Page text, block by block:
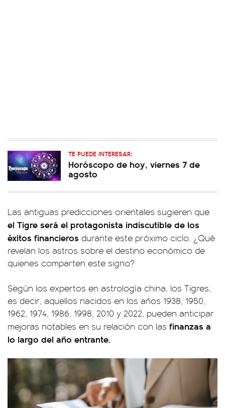
TE PUEDE INTERESAR:
Horóscopo de hoy, viernes 7 de
agosto
Las antiguas predicciones orientales sugieren que
el Tigre será el protagonista indiscutible de los
éxitos financieros durante este próximo ciclo. ¿Qué
revelan los astros sobre el destino económico de
quienes comparten este signo?
Según los expertos en astrología china, los Tigres,
es decir, aquellos nacidos en los años 1938, 1950,
1962, 1974, 1986, 1998, 2010 y 2022, pueden anticipar
mejoras notables en su relación con las finanzas a
lo largo del año entrante.